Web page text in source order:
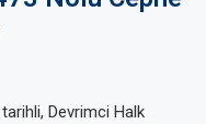
tarihli, Devrimci Halk